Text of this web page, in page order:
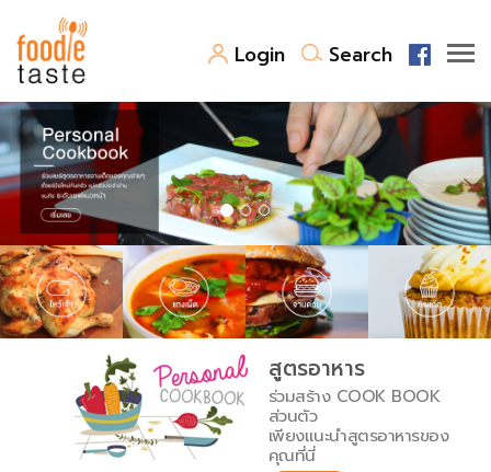
Login Search
สูตรอาหาร
สูตรอาหารล่าสุด
Top Foodie
พาไปชิม
สารพันก้นครัว
เคล็ดลับน่ารู้
เปรียบเทียบหน่วยการตวง
เปรียบเทียบอุณหภูมิ
เปรียบเทียบน้ำหนักวัตถุดิบ
FoodPedia
สร้าง Cookbook
สูตรอาหาร
ร่วมสร้าง COOK BOOK
ส่วนตัว
เพียงแนะนำสูตรอาหารของ
คุณที่นี่